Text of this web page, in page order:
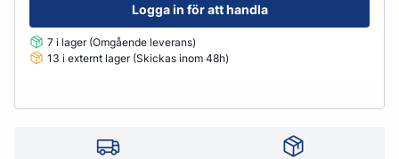
Logga in för att handla
7 i lager (Omgående leverans)
13 i externt lager (Skickas inom 48h)